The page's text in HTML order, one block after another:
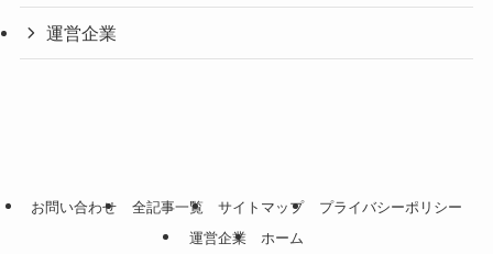
運営企業
お問い合わせ 全記事一覧 サイトマップ
プライバシーポリシー
運営企業
ホーム